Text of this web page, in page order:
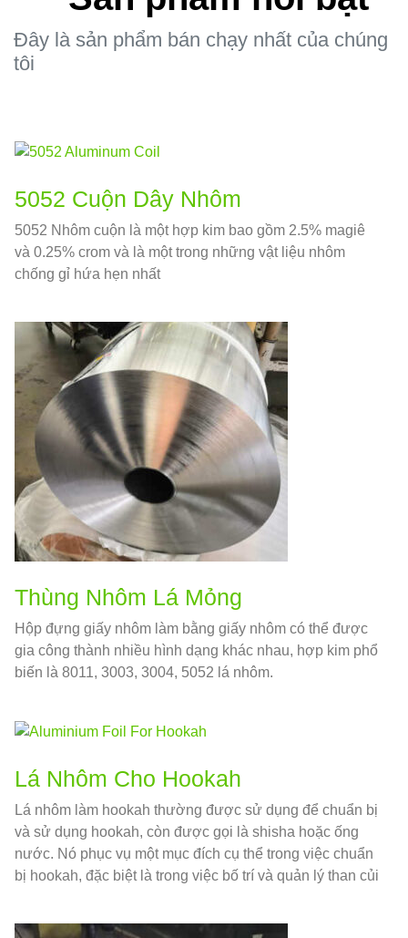
Đây là sản phẩm bán chạy nhất của chúng
tôi
5052 Cuộn Dây Nhôm
5052 Nhôm cuộn là một hợp kim bao gồm 2.5% magiê
và 0.25% crom và là một trong những vật liệu nhôm
chống gỉ hứa hẹn nhất
Thùng Nhôm Lá Mỏng
Hộp đựng giấy nhôm làm bằng giấy nhôm có thể được
gia công thành nhiều hình dạng khác nhau, hợp kim phổ
biến là 8011, 3003, 3004, 5052 lá nhôm.
Lá Nhôm Cho Hookah
Lá nhôm làm hookah thường được sử dụng để chuẩn bị
và sử dụng hookah, còn được gọi là shisha hoặc ống
nước. Nó phục vụ một mục đích cụ thể trong việc chuẩn
bị hookah, đặc biệt là trong việc bố trí và quản lý than củi